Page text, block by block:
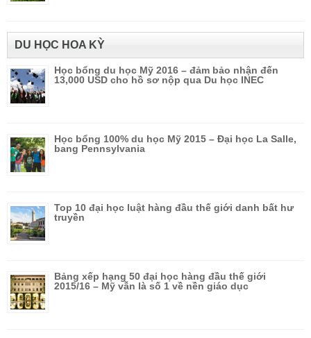
DU HỌC HOA KỲ
Học bổng du học Mỹ 2016 – đảm bảo nhận đến
13,000 USD cho hồ sơ nộp qua Du học INEC
Học bổng 100% du học Mỹ 2015 – Đại học La Salle,
bang Pennsylvania
Top 10 đại học luật hàng đầu thế giới danh bất hư
truyền
Bảng xếp hạng 50 đại học hàng đầu thế giới
2015/16 – Mỹ vẫn là số 1 về nền giáo dục